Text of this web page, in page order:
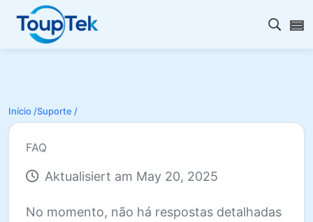
Abrir
Início /Suporte /
FAQ
Aktualisiert am May 20, 2025
No momento, não há respostas detalhadas